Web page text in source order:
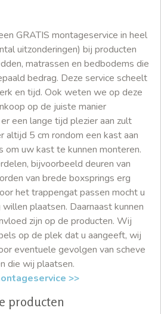
GRATIS montageservice in heel
uitzonderingen) bij producten
matrassen en bedbodems die
bedrag. Deze service scheelt
en tijd. Ook weten we op deze
op de juiste manier
een lange tijd plezier aan zult
altijd 5 cm rondom een kast aan
om uw kast te kunnen monteren.
bijvoorbeeld deuren van
van brede boxsprings erg
het trappengat passen mocht u
plaatsen. Daarnaast kunnen
zijn op de producten. Wij
op de plek dat u aangeeft, wij
eventuele gevolgen van scheve
die wij plaatsen.
>>
producten